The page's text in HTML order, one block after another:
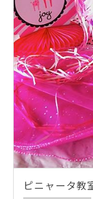
ピニャータ教